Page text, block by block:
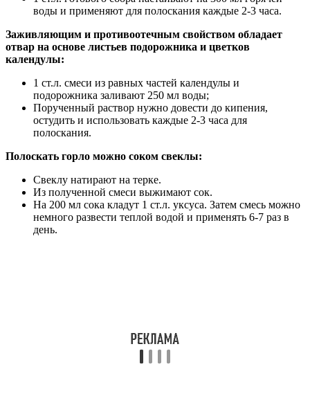
воды и применяют для полоскания каждые 2-3 часа.
Заживляющим и противоотечным свойством обладает
отвар на основе листьев подорожника и цветков
календулы:
1 ст.л. смеси из равных частей календулы и
подорожника заливают 250 мл воды;
Порученный раствор нужно довести до кипения,
остудить и использовать каждые 2-3 часа для
полоскания.
Полоскать горло можно соком свеклы:
Свеклу натирают на терке.
Из полученной смеси выжимают сок.
На 200 мл сока кладут 1 ст.л. уксуса. Затем смесь можно
немного развести теплой водой и применять 6-7 раз в
день.